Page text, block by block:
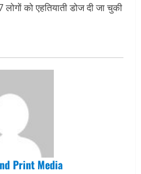
को एहतियाती डोज दी जा चुकी
Print Media